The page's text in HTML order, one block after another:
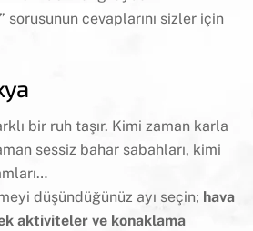
sorusunun cevaplarını sizler için
bir ruh taşır. Kimi zaman karla
sessiz bahar sabahları, kimi
düşündüğünüz ayı seçin; hava
aktiviteler ve konaklama